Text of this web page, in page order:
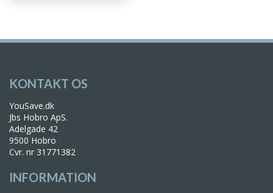
KONTAKT OS
YouSave.dk
Jbs Hobro ApS.
Adelgade 42
9500 Hobro
Cvr. nr 31771382
INFORMATION